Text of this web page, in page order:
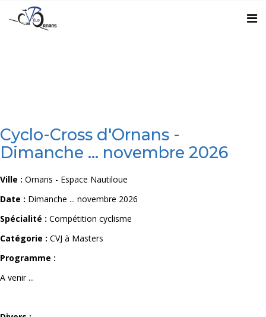
Cyclo-Cross d'Ornans -
Dimanche ... novembre 2026
Ville : Ornans - Espace Nautiloue
Date : Dimanche ... novembre 2026
Spécialité : Compétition cyclisme
Catégorie : CVJ à Masters
Programme :
A venir ...